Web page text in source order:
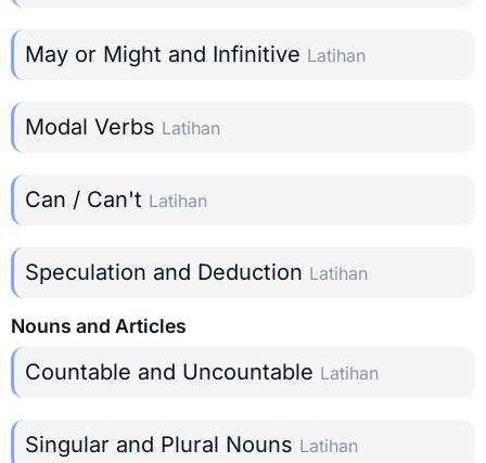
May or Might and Infinitive Latihan
Modal Verbs Latihan
Can / Can't Latihan
Speculation and Deduction Latihan
Nouns and Articles
Countable and Uncountable Latihan
Singular and Plural Nouns Latihan